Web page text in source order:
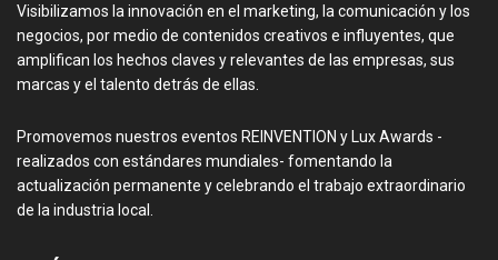
Visibilizamos la innovación en el marketing, la comunicación y los
negocios, por medio de contenidos creativos e influyentes, que
amplifican los hechos claves y relevantes de las empresas, sus
marcas y el talento detrás de ellas.
Promovemos nuestros eventos REINVENTION y Lux Awards -
realizados con estándares mundiales- fomentando la
actualización permanente y celebrando el trabajo extraordinario
de la industria local.